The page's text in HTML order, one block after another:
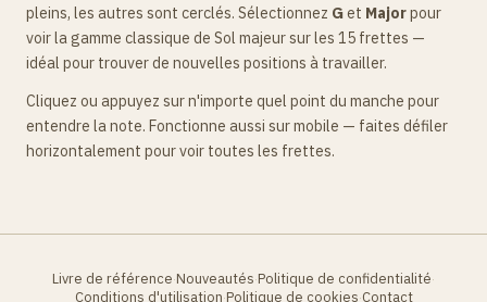
pleins, les autres sont cerclés. Sélectionnez Get Majorpour
voir la gamme classique de Sol majeur sur les 15 frettes —
idéal pour trouver de nouvelles positions à travailler.
Cliquez ou appuyez sur n'importe quel point du manche pour
entendre la note. Fonctionne aussi sur mobile — faites défiler
horizontalement pour voir toutes les frettes.
Livre de référence·Nouveautés·Politique de confidentialité·
Conditions d'utilisation·Politique de cookies·Contact